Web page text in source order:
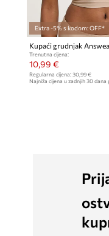
Extra -5% s kodom: OFF*
Kupaći grudnjak
Trenutna cijena:
10,99 €
Regularna cijena: 30,99 €
Najniža cijena u zadnjih 30 dana